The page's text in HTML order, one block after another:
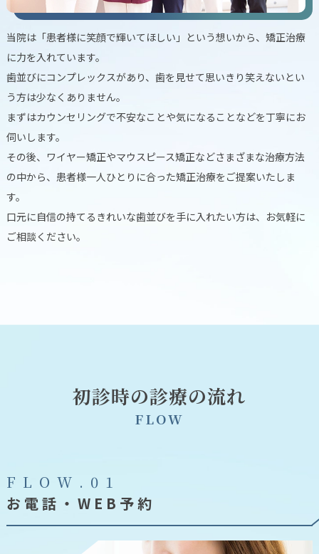
当院は「患者様に笑顔で輝いてほしい」という想いから、矯正治療
に力を入れています。
歯並びにコンプレックスがあり、歯を見せて思いきり笑えないとい
う方は少なくありません。
まずはカウンセリングで不安なことや気になることなどを丁寧にお
伺いします。
その後、ワイヤー矯正やマウスピース矯正などさまざまな治療方法
の中から、患者様一人ひとりに合った矯正治療をご提案いたしま
す。
口元に自信の持てるきれいな歯並びを手に入れたい方は、お気軽に
ご相談ください。
初診時の診療の流れ
FLOW
F L O W . 0 1
お電話・WEB予約